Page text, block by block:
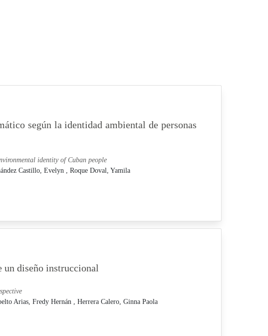
según la identidad ambiental de personas
identity of Cuban people
Castillo, Evelyn , Roque Doval, Yamila
un diseño instruccional
Arias, Fredy Hernán , Herrera Calero, Ginna Paola